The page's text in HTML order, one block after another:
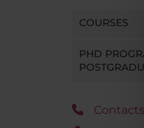
COURSES
PHD
Contacts